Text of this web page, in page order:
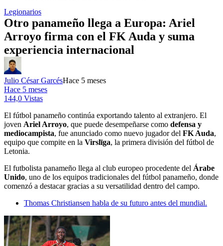
Legionarios
Otro panameño llega a Europa: Ariel
Arroyo firma con el FK Auda y suma
experiencia internacional
Julio César GarcésHace 5 meses
Hace 5 meses
144,0 Vistas
El fútbol panameño continúa exportando talento al extranjero. El
joven Ariel Arroyo, que puede desempeñarse como defensa y
mediocampista, fue anunciado como nuevo jugador del FK Auda,
equipo que compite en la Virslīga, la primera división del fútbol de
Letonia.
El futbolista panameño llega al club europeo procedente del Árabe
Unido, uno de los equipos tradicionales del fútbol panameño, donde
comenzó a destacar gracias a su versatilidad dentro del campo.
Thomas Christiansen habla de su futuro antes del mundial.